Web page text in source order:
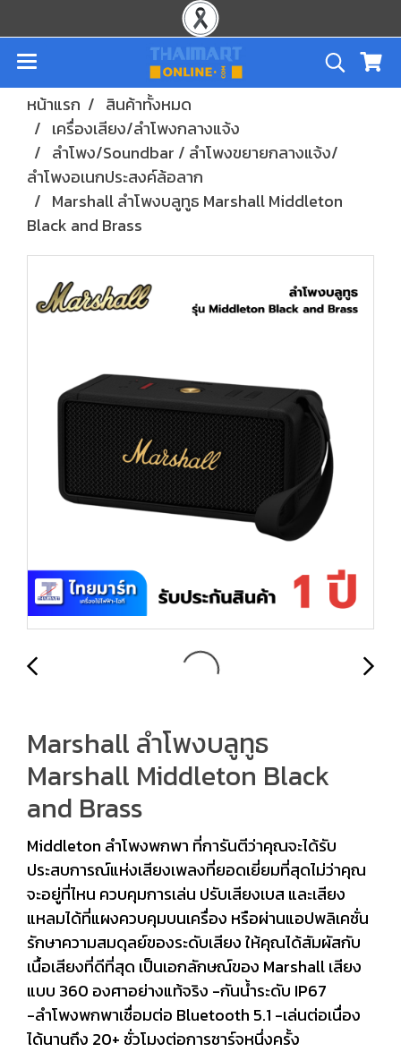
หน้าแรก
สินค้าทั้งหมด
เครื่องเสียง/ลำโพงกลางแจ้ง
ลำโพง/Soundbar / ลำโพงขยายกลางแจ้ง/
ลำโพงอเนกประสงค์ล้อลาก
Marshall ลำโพงบลูทูธ Marshall Middleton
Black and Brass
Marshall ลำโพงบลูทูธ
Marshall Middleton Black
and Brass
Middleton ลำโพงพกพา ที่การันตีว่าคุณจะได้รับ
ประสบการณ์แห่งเสียงเพลงที่ยอดเยี่ยมที่สุดไม่ว่าคุณ
จะอยู่ที่ไหน ควบคุมการเล่น ปรับเสียงเบส และเสียง
แหลมได้ที่แผงควบคุมบนเครื่อง หรือผ่านแอปพลิเคชั่น
รักษาความสมดุลย์ของระดับเสียง ให้คุณได้สัมผัสกับ
เนื้อเสียงที่ดีที่สุด เป็นเอกลักษณ์ของ Marshall เสียง
แบบ 360 องศาอย่างแท้จริง -กันน้ำระดับ IP67
-ลำโพงพกพาเชื่อมต่อ Bluetooth 5.1 -เล่นต่อเนื่อง
ได้นานถึง 20+ ชั่วโมงต่อการชาร์จหนึ่งครั้ง